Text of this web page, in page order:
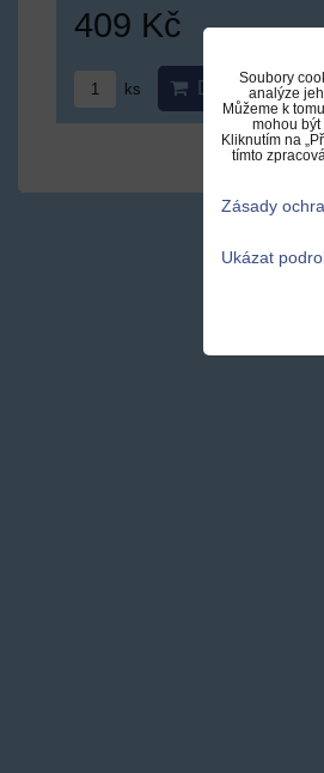
409 Kč
ks DO KOŠÍKU
Soubory
analýze
Můžeme k
mohou být
Kliknutím na
tímto
Zásady
Ukázat